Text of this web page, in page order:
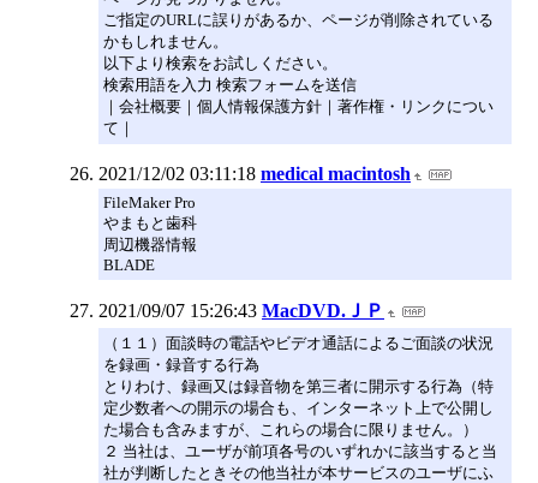
ご指定のURLに誤りがあるか、ページが削除されている
かもしれません。
以下より検索をお試しください。
検索用語を入力 検索フォームを送信
｜会社概要｜個人情報保護方針｜著作権・リンクについ
て｜
2021/12/02 03:11:18 medical macintosh
FileMaker Pro
やまもと歯科
周辺機器情報
BLADE
2021/09/07 15:26:43 MacDVD.ＪＰ
（１１）面談時の電話やビデオ通話によるご面談の状況
を録画・録音する行為
とりわけ、録画又は録音物を第三者に開示する行為（特
定少数者への開示の場合も、インターネット上で公開し
た場合も含みますが、これらの場合に限りません。）
２ 当社は、ユーザが前項各号のいずれかに該当すると当
社が判断したときその他当社が本サービスのユーザにふ